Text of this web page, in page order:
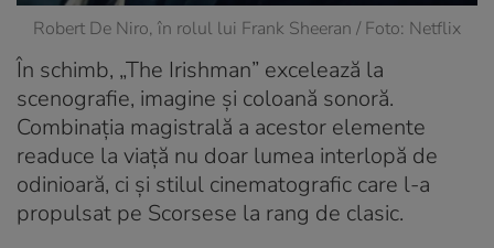
Robert De Niro, în rolul lui Frank Sheeran / Foto: Netflix
În schimb, „The Irishman” excelează la
scenografie, imagine și coloană sonoră.
Combinația magistrală a acestor elemente
readuce la viață nu doar lumea interlopă de
odinioară, ci și stilul cinematografic care l-a
propulsat pe Scorsese la rang de clasic.